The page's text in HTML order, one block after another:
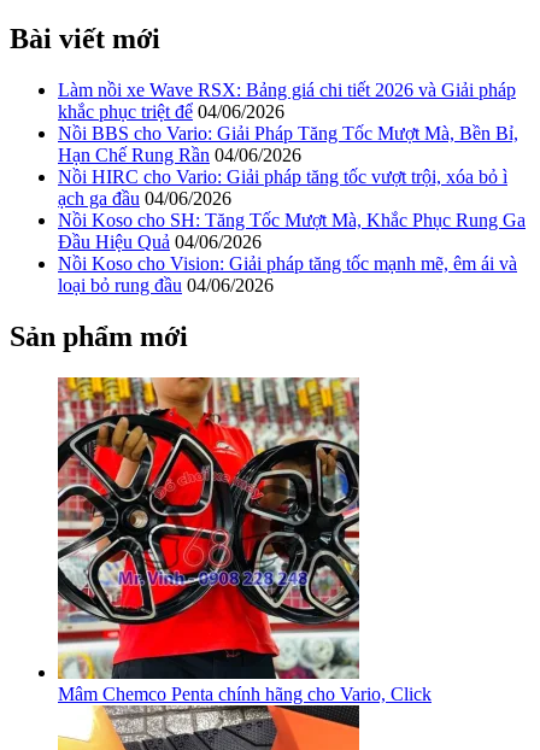
Bài viết mới
Làm nồi xe Wave RSX: Bảng giá chi tiết 2026 và Giải pháp
khắc phục triệt để 04/06/2026
Nồi BBS cho Vario: Giải Pháp Tăng Tốc Mượt Mà, Bền Bỉ,
Hạn Chế Rung Rần 04/06/2026
Nồi HIRC cho Vario: Giải pháp tăng tốc vượt trội, xóa bỏ ì
ạch ga đầu 04/06/2026
Nồi Koso cho SH: Tăng Tốc Mượt Mà, Khắc Phục Rung Ga
Đầu Hiệu Quả 04/06/2026
Nồi Koso cho Vision: Giải pháp tăng tốc mạnh mẽ, êm ái và
loại bỏ rung đầu 04/06/2026
Sản phẩm mới
Mâm Chemco Penta chính hãng cho Vario, Click